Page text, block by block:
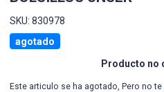
SKU: 830978
agotado
Producto no
Este articulo se ha agotado, Pero no